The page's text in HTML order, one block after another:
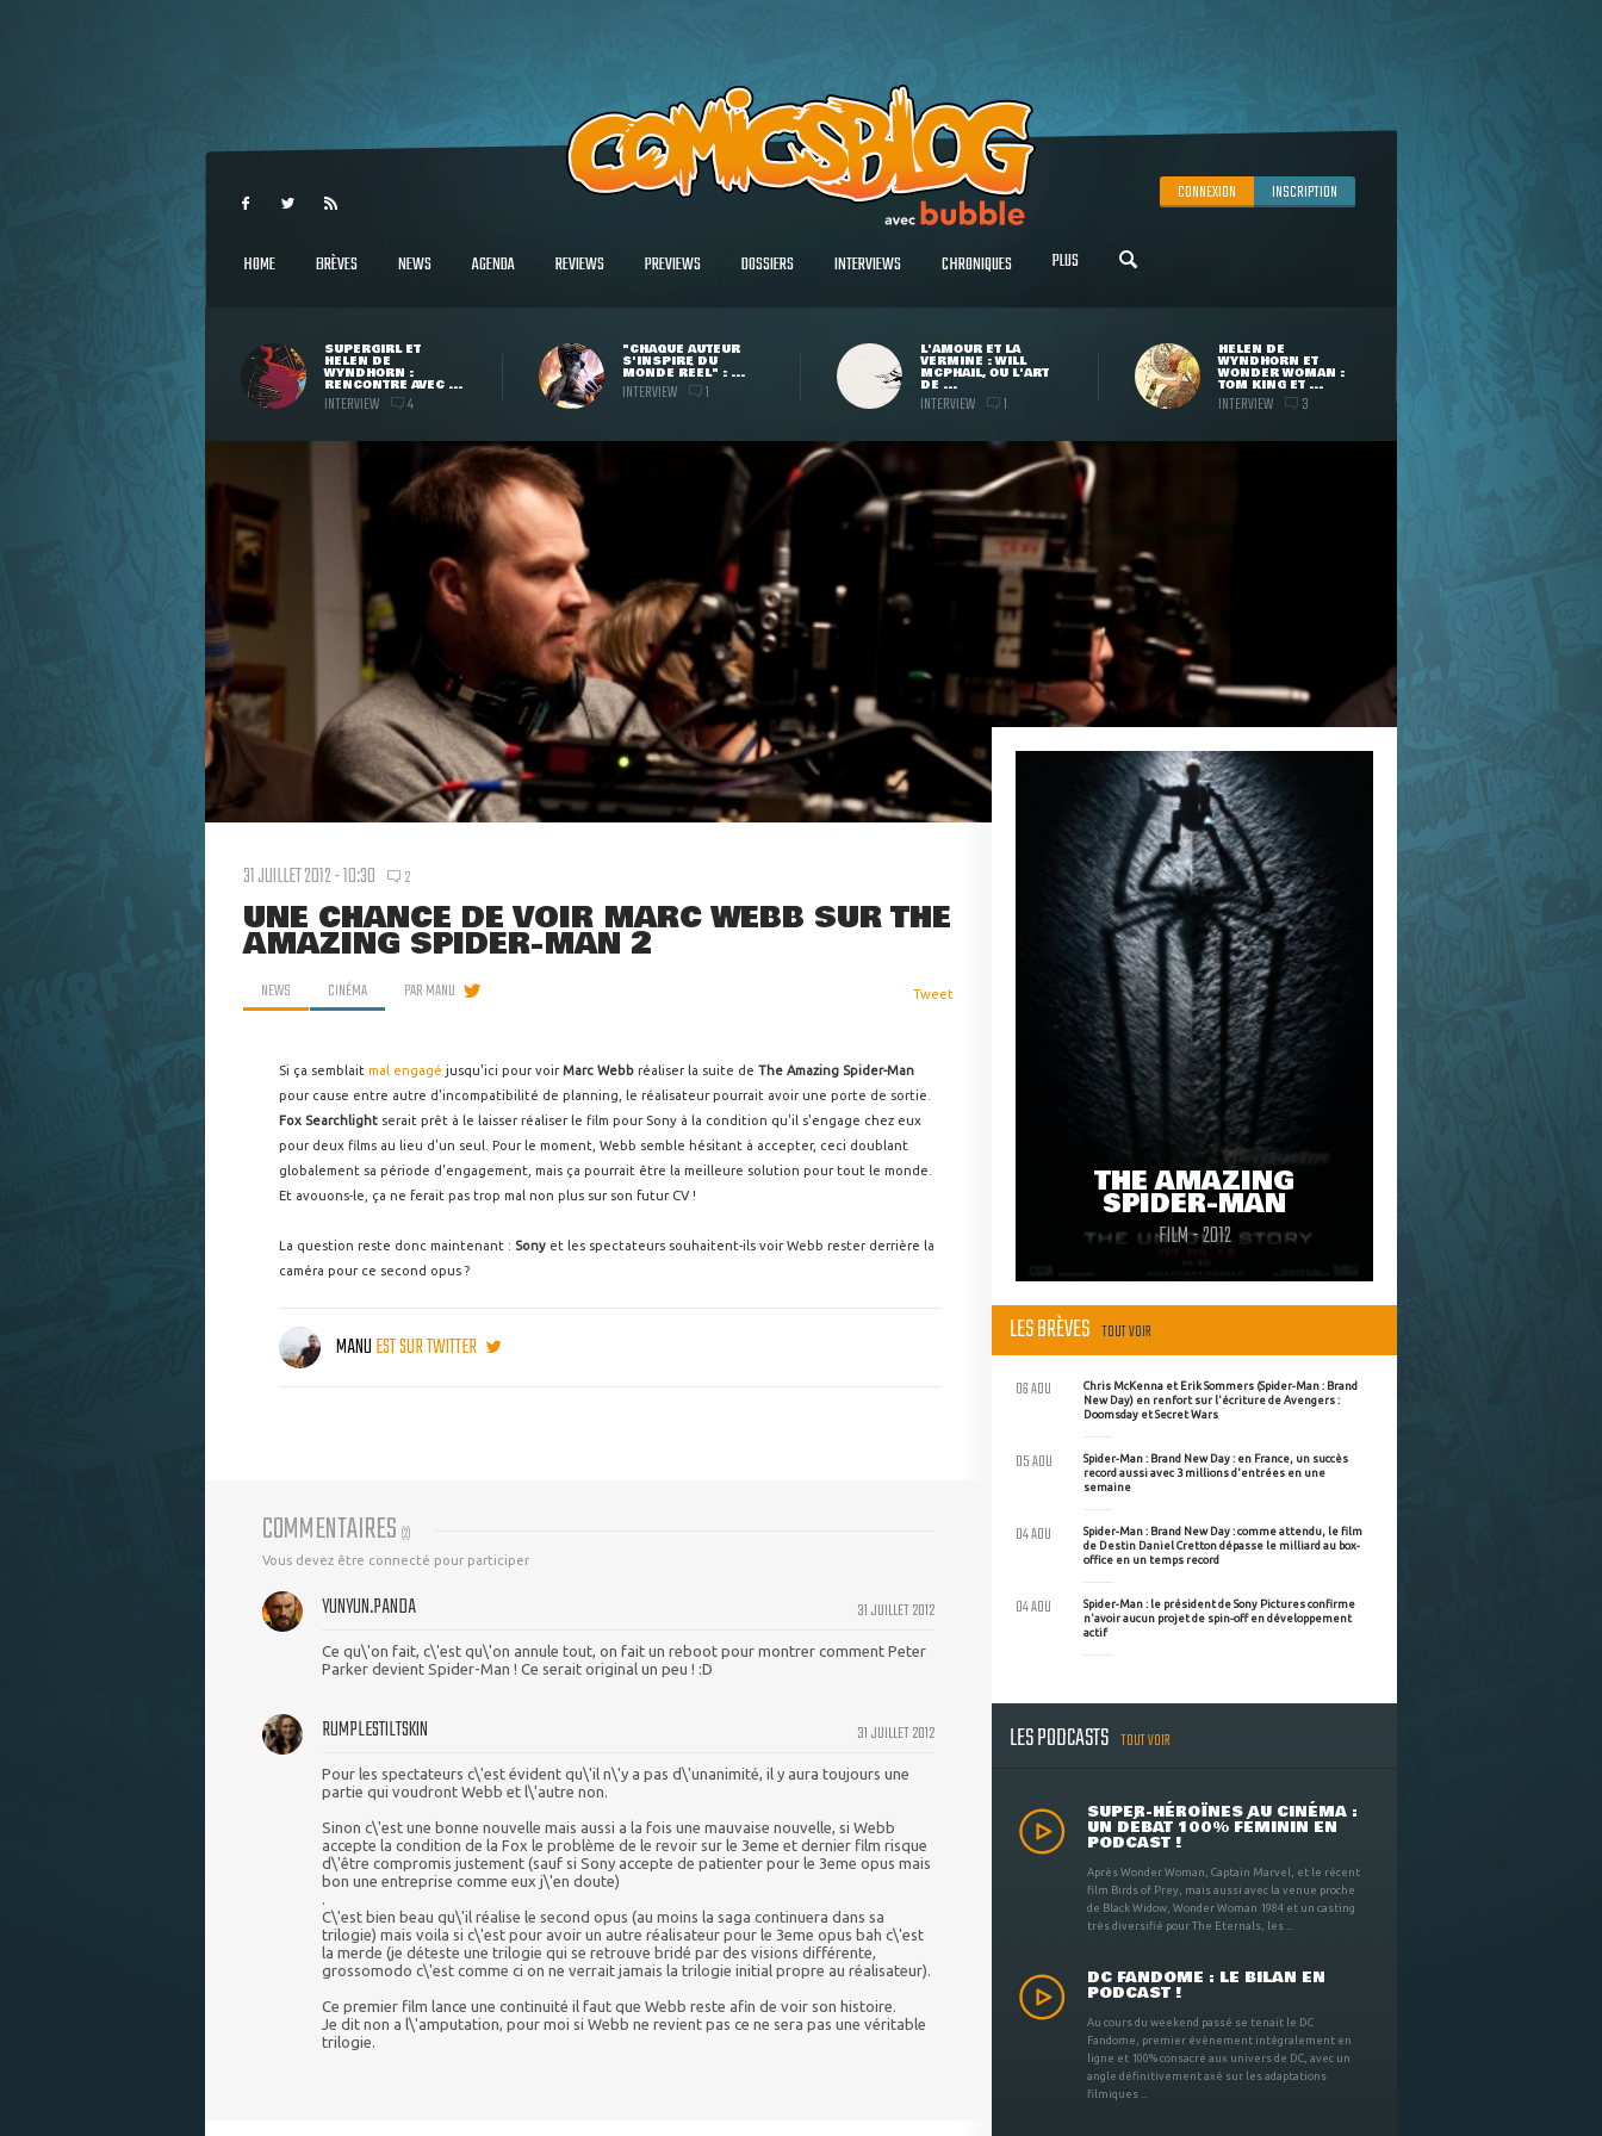
CONNEXION INSCRIPTION
HOME BRÈVES NEWS AGENDA REVIEWS PREVIEWS DOSSIERS INTERVIEWS CHRONIQUES PLUS
SUPERGIRL ET
HELEN DE
WYNDHORN :
RENCONTRE AVEC ...
INTERVIEW 4
"CHAQUE AUTEUR
S'INSPIRE DU
MONDE RÉEL" : ...
INTERVIEW 1
L'AMOUR ET LA
VERMINE : WILL
MCPHAIL, OU L'ART
DE ...
INTERVIEW 1
HELEN DE
WYNDHORN ET
WONDER WOMAN :
TOM KING ET ...
INTERVIEW 3
31 JUILLET 2012 - 10:30 2
UNE CHANCE DE VOIR MARC WEBB SUR THE
AMAZING SPIDER-MAN 2
NEWS CINÉMA PARMANU Tweet
Si ça semblait mal engagé jusqu'ici pour voirMarc Webb réaliser la suite de The Amazing Spider-Man
pour cause entre autre d'incompatibilité de planning, le réalisateur pourrait avoir une porte de sortie.
Fox Searchlight serait prêt à le laisser réaliser le film pour Sony à la condition qu'il s'engage chez eux
pour deux films au lieu d'un seul. Pour le moment, Webb semble hésitant à accepter, ceci doublant
globalement sa période d'engagement, mais ça pourrait être la meilleure solution pour tout le monde.
Et avouons-le, ça ne ferait pas trop mal non plus sur son futur CV !
La question reste donc maintenant : Sony et les spectateurs souhaitent-ils voir Webb rester derrière la
caméra pour ce second opus ?
MANUEST SUR TWITTER
COMMENTAIRES (2)
Vous devez être connecté pour participer
31 JUILLET 2012
YUNYUN.PANDA
Ce qu\'on fait, c\'est qu\'on annule tout, on fait un reboot pour montrer comment Peter
Parker devient Spider-Man ! Ce serait original un peu ! :D
31 JUILLET 2012
RUMPLESTILTSKIN
Pour les spectateurs c\'est évident qu\'il n\'y a pas d\'unanimité, il y aura toujours une
partie qui voudront Webb et l\'autre non.
Sinon c\'est une bonne nouvelle mais aussi a la fois une mauvaise nouvelle, si Webb
accepte la condition de la Fox le problème de le revoir sur le 3eme et dernier film risque
d\'être compromis justement (sauf si Sony accepte de patienter pour le 3eme opus mais
bon une entreprise comme eux j\'en doute)
.
C\'est bien beau qu\'il réalise le second opus (au moins la saga continuera dans sa
trilogie) mais voila si c\'est pour avoir un autre réalisateur pour le 3eme opus bah c\'est
la merde (je déteste une trilogie qui se retrouve bridé par des visions différente,
grossomodo c\'est comme ci on ne verrait jamais la trilogie initial propre au réalisateur).
Ce premier film lance une continuité il faut que Webb reste afin de voir son histoire.
Je dit non a l\'amputation, pour moi si Webb ne revient pas ce ne sera pas une véritable
trilogie.
THE AMAZING
SPIDER-MAN
FILM - 2012
LES BRÈVES TOUT VOIR
Chris McKenna et Erik Sommers (Spider-Man : Brand
New Day) en renfort sur l'écriture de Avengers :
Doomsday et Secret Wars
06 AOU
Spider-Man : Brand New Day : en France, un succès
record aussi avec 3 millions d'entrées en une
semaine
05 AOU
Spider-Man : Brand New Day : comme attendu, le film
de Destin Daniel Cretton dépasse le milliard au box-
office en un temps record
04 AOU
Spider-Man : le président de Sony Pictures confirme
n'avoir aucun projet de spin-off en développement
actif
04 AOU
LES PODCASTS TOUT VOIR
SUPER-HÉROÏNES AU CINÉMA :
UN DÉBAT 100% FÉMININ EN
PODCAST !
Après Wonder Woman, Captain Marvel, et le récent
film Birds of Prey, mais aussi avec la venue proche
de Black Widow, Wonder Woman 1984 et un casting
très diversifié pour The Eternals, les ...
DC FANDOME : LE BILAN EN
PODCAST !
Au cours du weekend passé se tenait le DC
Fandome, premier évènement intégralement en
ligne et 100% consacré aux univers de DC, avec un
angle définitivement axé sur les adaptations
filmiques ...